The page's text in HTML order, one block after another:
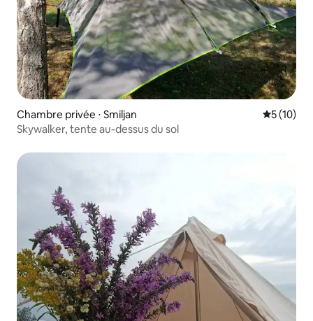
Chambre privée ⋅ Smiljan
5 (10)
Skywalker, tente au-dessus du sol